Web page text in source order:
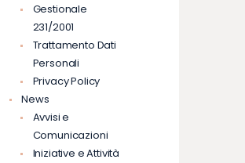
Gestionale
231/2001
Trattamento Dati
Personali
Privacy Policy
News
Avvisi e
Comunicazioni
Iniziative e Attività